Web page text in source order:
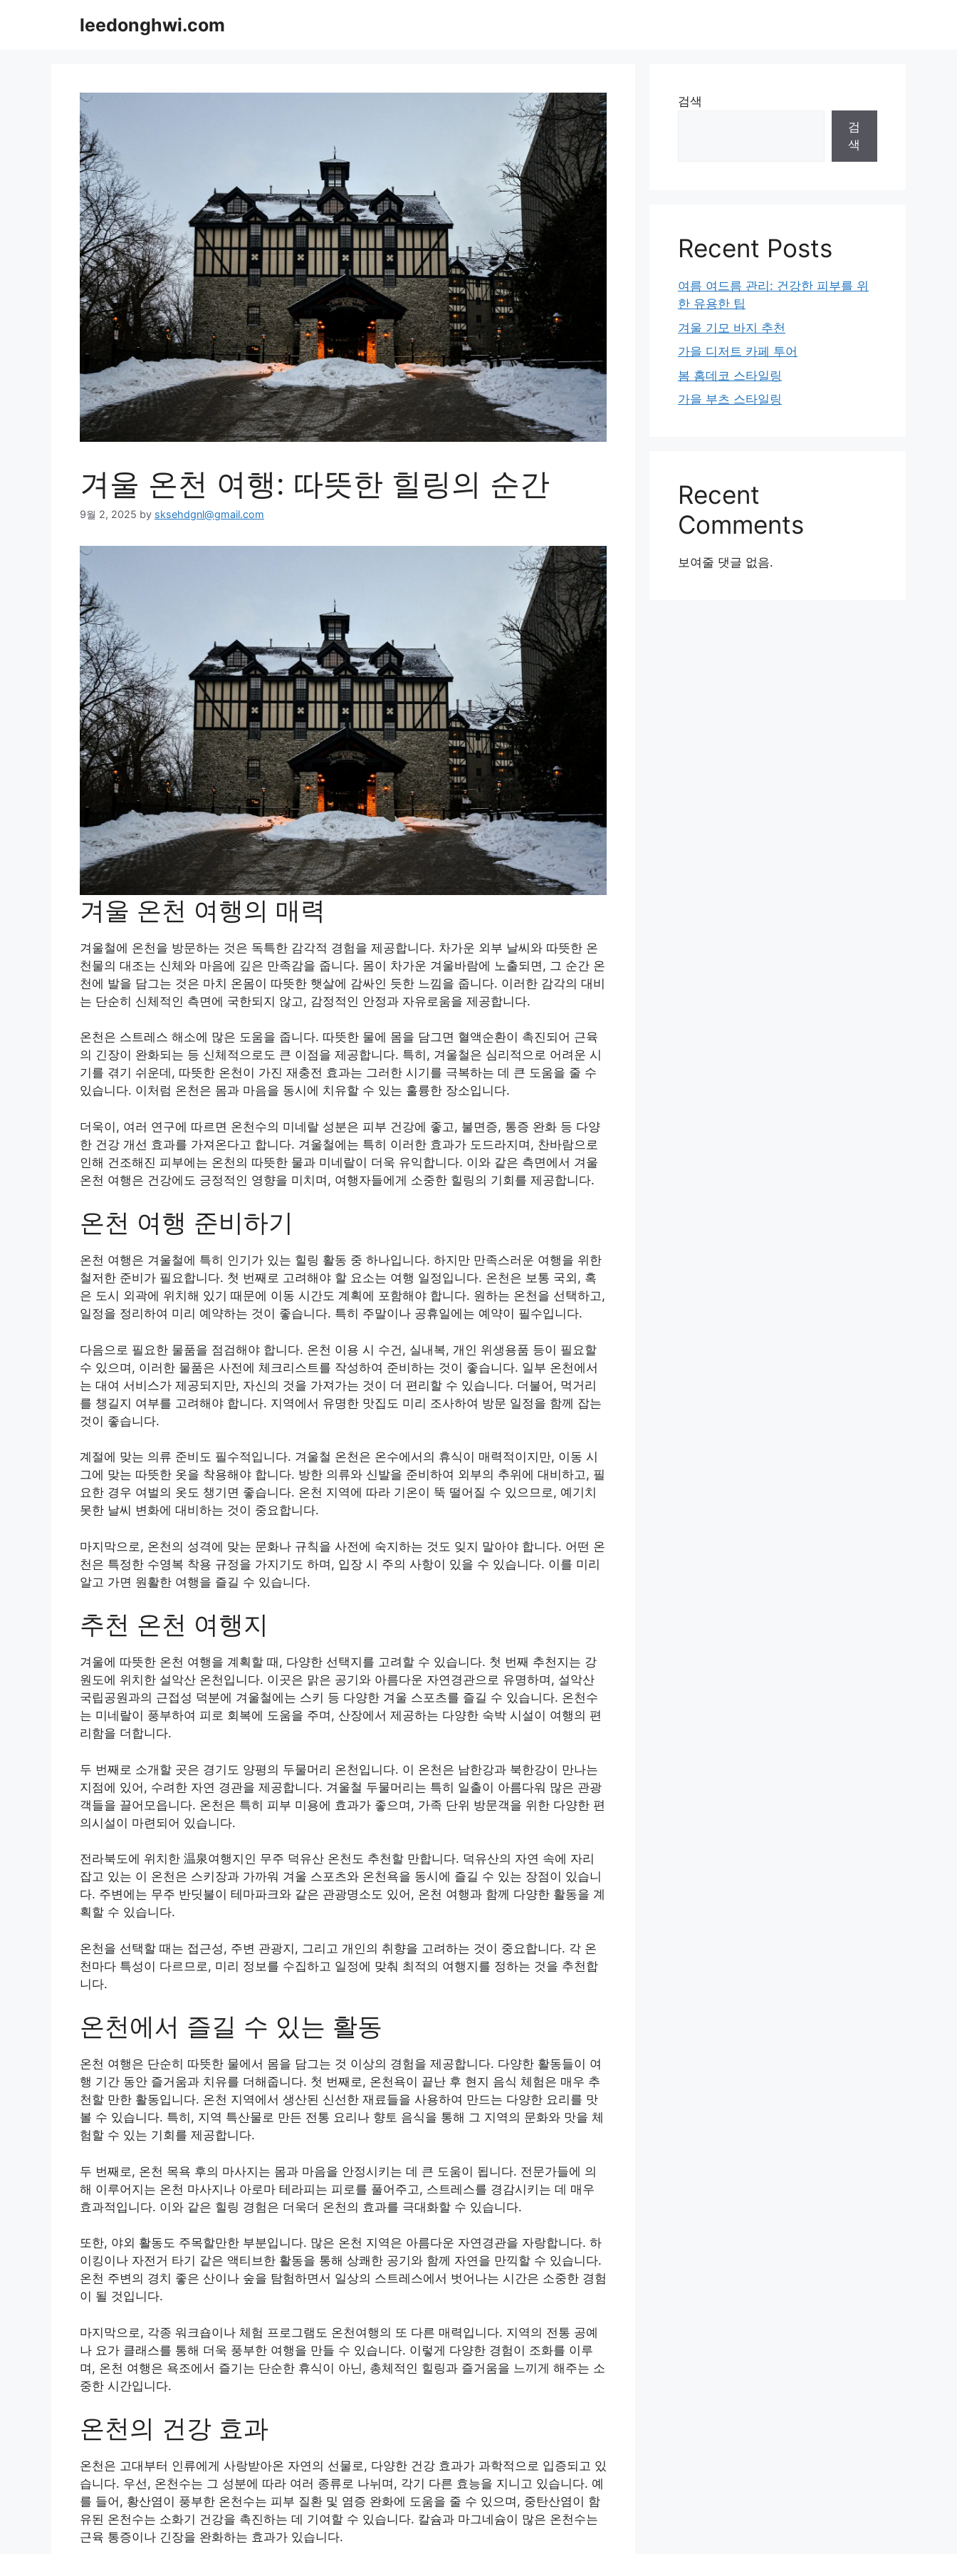
leedonghwi.com
겨울 온천 여행: 따뜻한 힐링의 순간
9월 2, 2025 by sksehdgnl@gmail.com
겨울 온천 여행의 매력
겨울철에 온천을 방문하는 것은 독특한 감각적 경험을 제공합니다. 차가운 외부 날씨와 따뜻한 온
천물의 대조는 신체와 마음에 깊은 만족감을 줍니다. 몸이 차가운 겨울바람에 노출되면, 그 순간 온
천에 발을 담그는 것은 마치 온몸이 따뜻한 햇살에 감싸인 듯한 느낌을 줍니다. 이러한 감각의 대비
는 단순히 신체적인 측면에 국한되지 않고, 감정적인 안정과 자유로움을 제공합니다.
온천은 스트레스 해소에 많은 도움을 줍니다. 따뜻한 물에 몸을 담그면 혈액순환이 촉진되어 근육
의 긴장이 완화되는 등 신체적으로도 큰 이점을 제공합니다. 특히, 겨울철은 심리적으로 어려운 시
기를 겪기 쉬운데, 따뜻한 온천이 가진 재충전 효과는 그러한 시기를 극복하는 데 큰 도움을 줄 수
있습니다. 이처럼 온천은 몸과 마음을 동시에 치유할 수 있는 훌륭한 장소입니다.
더욱이, 여러 연구에 따르면 온천수의 미네랄 성분은 피부 건강에 좋고, 불면증, 통증 완화 등 다양
한 건강 개선 효과를 가져온다고 합니다. 겨울철에는 특히 이러한 효과가 도드라지며, 찬바람으로
인해 건조해진 피부에는 온천의 따뜻한 물과 미네랄이 더욱 유익합니다. 이와 같은 측면에서 겨울
온천 여행은 건강에도 긍정적인 영향을 미치며, 여행자들에게 소중한 힐링의 기회를 제공합니다.
온천 여행 준비하기
온천 여행은 겨울철에 특히 인기가 있는 힐링 활동 중 하나입니다. 하지만 만족스러운 여행을 위한
철저한 준비가 필요합니다. 첫 번째로 고려해야 할 요소는 여행 일정입니다. 온천은 보통 국외, 혹
은 도시 외곽에 위치해 있기 때문에 이동 시간도 계획에 포함해야 합니다. 원하는 온천을 선택하고,
일정을 정리하여 미리 예약하는 것이 좋습니다. 특히 주말이나 공휴일에는 예약이 필수입니다.
다음으로 필요한 물품을 점검해야 합니다. 온천 이용 시 수건, 실내복, 개인 위생용품 등이 필요할
수 있으며, 이러한 물품은 사전에 체크리스트를 작성하여 준비하는 것이 좋습니다. 일부 온천에서
는 대여 서비스가 제공되지만, 자신의 것을 가져가는 것이 더 편리할 수 있습니다. 더불어, 먹거리
를 챙길지 여부를 고려해야 합니다. 지역에서 유명한 맛집도 미리 조사하여 방문 일정을 함께 잡는
것이 좋습니다.
계절에 맞는 의류 준비도 필수적입니다. 겨울철 온천은 온수에서의 휴식이 매력적이지만, 이동 시
그에 맞는 따뜻한 옷을 착용해야 합니다. 방한 의류와 신발을 준비하여 외부의 추위에 대비하고, 필
요한 경우 여벌의 옷도 챙기면 좋습니다. 온천 지역에 따라 기온이 뚝 떨어질 수 있으므로, 예기치
못한 날씨 변화에 대비하는 것이 중요합니다.
마지막으로, 온천의 성격에 맞는 문화나 규칙을 사전에 숙지하는 것도 잊지 말아야 합니다. 어떤 온
천은 특정한 수영복 착용 규정을 가지기도 하며, 입장 시 주의 사항이 있을 수 있습니다. 이를 미리
알고 가면 원활한 여행을 즐길 수 있습니다.
추천 온천 여행지
겨울에 따뜻한 온천 여행을 계획할 때, 다양한 선택지를 고려할 수 있습니다. 첫 번째 추천지는 강
원도에 위치한 설악산 온천입니다. 이곳은 맑은 공기와 아름다운 자연경관으로 유명하며, 설악산
국립공원과의 근접성 덕분에 겨울철에는 스키 등 다양한 겨울 스포츠를 즐길 수 있습니다. 온천수
는 미네랄이 풍부하여 피로 회복에 도움을 주며, 산장에서 제공하는 다양한 숙박 시설이 여행의 편
리함을 더합니다.
두 번째로 소개할 곳은 경기도 양평의 두물머리 온천입니다. 이 온천은 남한강과 북한강이 만나는
지점에 있어, 수려한 자연 경관을 제공합니다. 겨울철 두물머리는 특히 일출이 아름다워 많은 관광
객들을 끌어모읍니다. 온천은 특히 피부 미용에 효과가 좋으며, 가족 단위 방문객을 위한 다양한 편
의시설이 마련되어 있습니다.
전라북도에 위치한 温泉여행지인 무주 덕유산 온천도 추천할 만합니다. 덕유산의 자연 속에 자리
잡고 있는 이 온천은 스키장과 가까워 겨울 스포츠와 온천욕을 동시에 즐길 수 있는 장점이 있습니
다. 주변에는 무주 반딧불이 테마파크와 같은 관광명소도 있어, 온천 여행과 함께 다양한 활동을 계
획할 수 있습니다.
온천을 선택할 때는 접근성, 주변 관광지, 그리고 개인의 취향을 고려하는 것이 중요합니다. 각 온
천마다 특성이 다르므로, 미리 정보를 수집하고 일정에 맞춰 최적의 여행지를 정하는 것을 추천합
니다.
온천에서 즐길 수 있는 활동
온천 여행은 단순히 따뜻한 물에서 몸을 담그는 것 이상의 경험을 제공합니다. 다양한 활동들이 여
행 기간 동안 즐거움과 치유를 더해줍니다. 첫 번째로, 온천욕이 끝난 후 현지 음식 체험은 매우 추
천할 만한 활동입니다. 온천 지역에서 생산된 신선한 재료들을 사용하여 만드는 다양한 요리를 맛
볼 수 있습니다. 특히, 지역 특산물로 만든 전통 요리나 향토 음식을 통해 그 지역의 문화와 맛을 체
험할 수 있는 기회를 제공합니다.
두 번째로, 온천 목욕 후의 마사지는 몸과 마음을 안정시키는 데 큰 도움이 됩니다. 전문가들에 의
해 이루어지는 온천 마사지나 아로마 테라피는 피로를 풀어주고, 스트레스를 경감시키는 데 매우
효과적입니다. 이와 같은 힐링 경험은 더욱더 온천의 효과를 극대화할 수 있습니다.
또한, 야외 활동도 주목할만한 부분입니다. 많은 온천 지역은 아름다운 자연경관을 자랑합니다. 하
이킹이나 자전거 타기 같은 액티브한 활동을 통해 상쾌한 공기와 함께 자연을 만끽할 수 있습니다.
온천 주변의 경치 좋은 산이나 숲을 탐험하면서 일상의 스트레스에서 벗어나는 시간은 소중한 경험
이 될 것입니다.
마지막으로, 각종 워크숍이나 체험 프로그램도 온천여행의 또 다른 매력입니다. 지역의 전통 공예
나 요가 클래스를 통해 더욱 풍부한 여행을 만들 수 있습니다. 이렇게 다양한 경험이 조화를 이루
며, 온천 여행은 욕조에서 즐기는 단순한 휴식이 아닌, 총체적인 힐링과 즐거움을 느끼게 해주는 소
중한 시간입니다.
온천의 건강 효과
온천은 고대부터 인류에게 사랑받아온 자연의 선물로, 다양한 건강 효과가 과학적으로 입증되고 있
습니다. 우선, 온천수는 그 성분에 따라 여러 종류로 나뉘며, 각기 다른 효능을 지니고 있습니다. 예
를 들어, 황산염이 풍부한 온천수는 피부 질환 및 염증 완화에 도움을 줄 수 있으며, 중탄산염이 함
유된 온천수는 소화기 건강을 촉진하는 데 기여할 수 있습니다. 칼슘과 마그네슘이 많은 온천수는
근육 통증이나 긴장을 완화하는 효과가 있습니다.
검색
검
색
Recent Posts
여름 여드름 관리: 건강한 피부를 위
한 유용한 팁
겨울 기모 바지 추천
가을 디저트 카페 투어
봄 홈데코 스타일링
가을 부츠 스타일링
Recent
Comments
보여줄 댓글 없음.